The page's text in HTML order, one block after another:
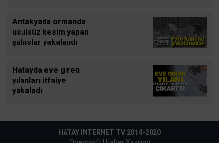
Antakyada ormanda
usulsüz kesim yapan
şahıslar yakalandı
Hatayda eve giren
yılanları itfaiye
yakaladı
HATAY INTERNET TV 2014-2020